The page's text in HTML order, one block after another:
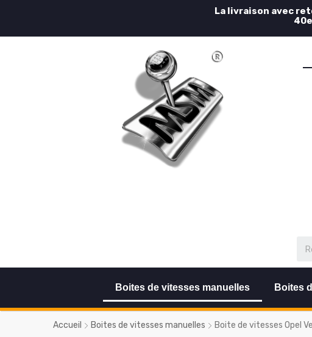
La livraison avec
Boites de vitesses manuelles Boites
Accueil Boites de vitesses manuelles Boite de vitesses Opel